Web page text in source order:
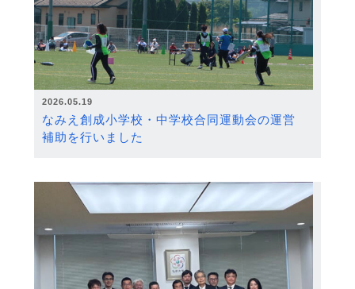
2026.05.19
なみえ創成小学校・中学校合同運動会の運営
補助を行いました